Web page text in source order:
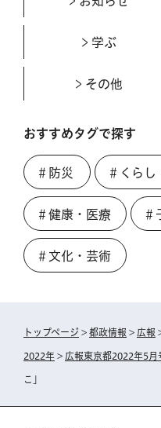
学ぶ
その他
おすすめタグで探す
＃防災 ＃くらし
＃健康・医療 ＃
＃文化・芸術
トップページ > 都政情報 > 広報
2022年 > 広報東京都2022年5月
こ」